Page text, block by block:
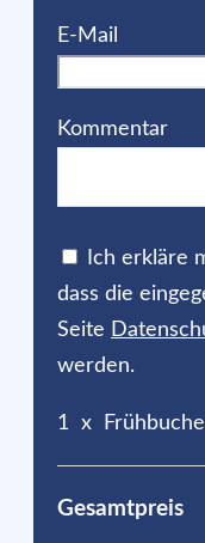
E-Mail
Kommentar
Ich erkläre
dass die
Seite
werden.
1 x
Gesamtpreis